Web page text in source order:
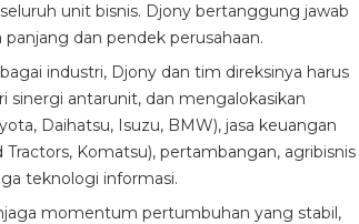
unit bisnis. Djony bertanggung jawab
dan pendek perusahaan.
industri, Djony dan tim direksinya harus
sinergi antarunit, dan mengalokasikan
Daihatsu, Isuzu, BMW), jasa keuangan
Komatsu), pertambangan, agribisnis
teknologi informasi.
momentum pertumbuhan yang stabil,